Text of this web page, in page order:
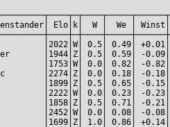
tegenstander│ Elo│k│
│2022│W│ 0.5│
│1944│Z│ 0.5│
│1753│W│ 0.0│ 0.82│ -
│2274│Z│ 0.0│ 0.18│ -
│1899│Z│ 0.5│
│2222│W│ 0.0│ 0.23│ -
│1858│Z│ 0.5│ 0.71│ -
│2452│W│ 0.0│ 0.08│ -
│1699│Z│ 1.0│ 0.86│